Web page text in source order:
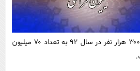
سرگرمی
فناوری
گوناگون
پیامک
روانشناسی
آشپزی
فضای مجازی از تعداد ۳۰۰ هزار نفر در سال ۹۲ به تعداد ۷۰ میلیون